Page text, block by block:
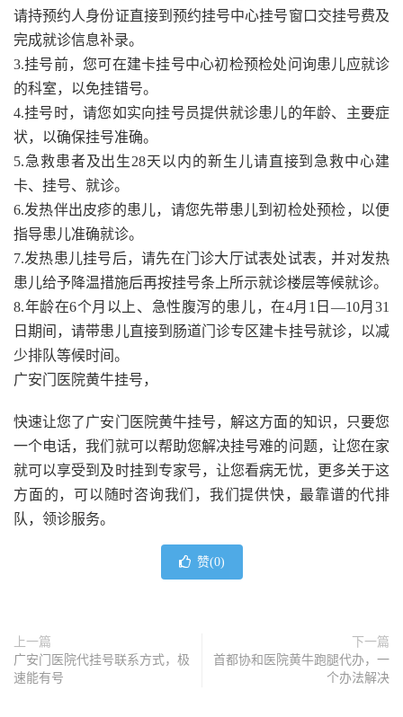
请持预约人身份证直接到预约挂号中心挂号窗口交挂号费及
完成就诊信息补录。
3.挂号前，您可在建卡挂号中心初检预检处问询患儿应就诊
的科室，以免挂错号。
4.挂号时，请您如实向挂号员提供就诊患儿的年龄、主要症
状，以确保挂号准确。
5.急救患者及出生28天以内的新生儿请直接到急救中心建
卡、挂号、就诊。
6.发热伴出皮疹的患儿，请您先带患儿到初检处预检，以便
指导患儿准确就诊。
7.发热患儿挂号后，请先在门诊大厅试表处试表，并对发热
患儿给予降温措施后再按挂号条上所示就诊楼层等候就诊。
8.年龄在6个月以上、急性腹泻的患儿，在4月1日—10月31
日期间，请带患儿直接到肠道门诊专区建卡挂号就诊，以减
少排队等候时间。
广安门医院黄牛挂号，
快速让您了广安门医院黄牛挂号，解这方面的知识，只要您
一个电话，我们就可以帮助您解决挂号难的问题，让您在家
就可以享受到及时挂到专家号，让您看病无忧，更多关于这
方面的，可以随时咨询我们，我们提供快，最靠谱的代排
队，领诊服务。
赞(0)
上一篇
广安门医院代挂号联系方式，极
速能有号
下一篇
首都协和医院黄牛跑腿代办，一
个办法解决